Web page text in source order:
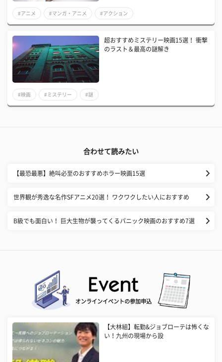
#アニメ #マンガ・アニメ #アクション
超おすすめミステリー映画15選！ 衝撃
のラスト＆最高の謎解き
#映画 #ミステリー #謎
合わせて読みたい
【最恐最悪】絶叫必至のおすすめホラー映画15選
世界観が秀逸な名作SFアニメ20選！ ワクワクしたい人におすすめ
B級でも面白い！ 巨大生物が襲ってくるパニック映画のおすすめ7選
オンラインイベントの参加申込
【大林組】転勤&ジョブローテは怖くな
い！九州の現場から設